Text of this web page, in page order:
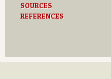
SOURCES
REFERENCES